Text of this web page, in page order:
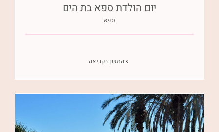
יום הולדת ספא בת הים
ספא
המשך בקריאה